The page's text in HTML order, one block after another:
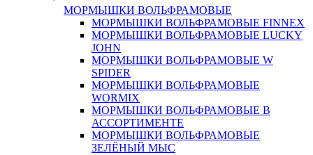
МОРМЫШКИ ВОЛЬФРАМОВЫЕ
МОРМЫШКИ ВОЛЬФРАМОВЫЕ FINNEX
МОРМЫШКИ ВОЛЬФРАМОВЫЕ LUCKY
JOHN
МОРМЫШКИ ВОЛЬФРАМОВЫЕ W
SPIDER
МОРМЫШКИ ВОЛЬФРАМОВЫЕ
WORMIX
МОРМЫШКИ ВОЛЬФРАМОВЫЕ В
АССОРТИМЕНТЕ
МОРМЫШКИ ВОЛЬФРАМОВЫЕ
ЗЕЛЁНЫЙ МЫС